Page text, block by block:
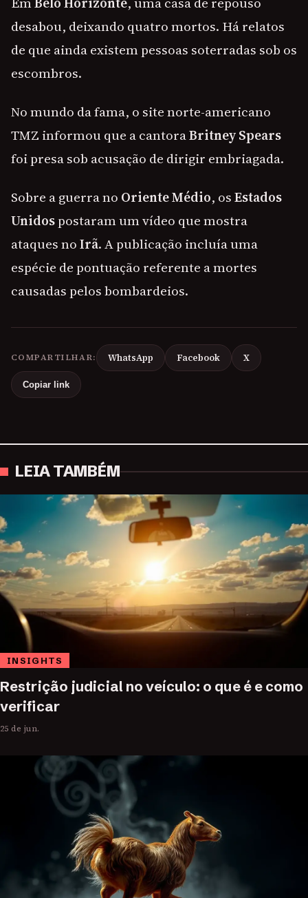
desabou, deixando quatro mortos. Há relatos
de que ainda existem pessoas soterradas sob os
escombros.
No mundo da fama, o site norte-americano
TMZ informou que a cantoraBritney Spears
foi presa sob acusação de dirigir embriagada.
Sobre a guerra no Oriente Médio, osEstados
Unidospostaram um vídeo que mostra
ataques noIrã. A publicação incluía uma
espécie de pontuação referente a mortes
causadas pelos bombardeios.
COMPARTILHAR: WhatsApp Facebook X
Copiar link
LEIA TAMBÉM
INSIGHTS
Restrição judicial no veículo: o que é e como
verificar
25 de jun.